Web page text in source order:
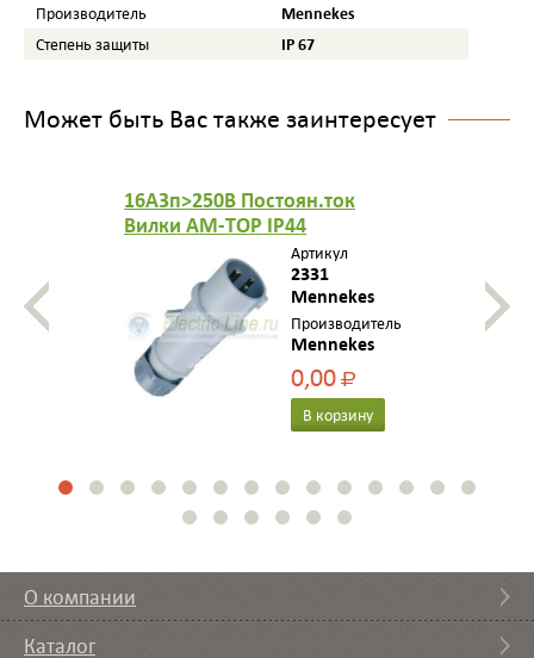
Производитель Mennekes
Степень защиты IP 67
Может быть Вас также заинтересует
16A3п>250B Постоян.ток
Вилки AM-TOP IP44
Артикул
2331
Mennekes
Производитель
Mennekes
0,00Р
В корзину
О компании
Каталог